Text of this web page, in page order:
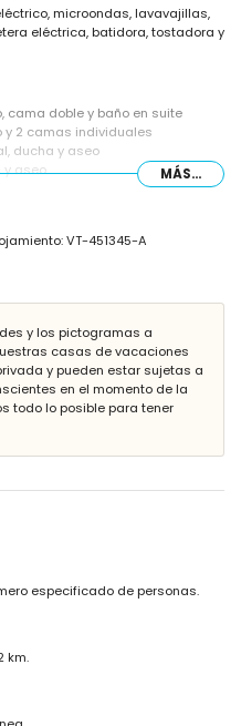
microondas, lavavajillas,
eléctrica, batidora, tostadora y
cama doble y baño en suite
y 2 camas individuales
ducha y aseo
y aseo
de riñón de 10m x 5m y 2m de
comedor al aire libre
y 2 plazas de aparcamiento
de 5 kilómetros de la villa)
(a menos de 3 kilómetros de
menos de 100 kilómetros de la
(más de 100 kilómetros)
familias con niños
MÁS...
VT-451345-A
y los pictogramas a
casas de vacaciones
y pueden estar sujetas a
en el momento de la
todo lo posible para tener
especificado de personas.
km.